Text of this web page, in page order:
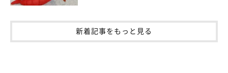
新着記事をもっと見る